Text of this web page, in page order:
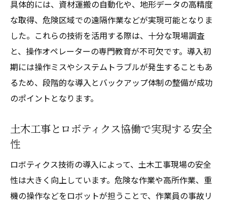
具体的には、資材運搬の自動化や、地形データの高精度
な取得、危険区域での遠隔作業などが実現可能となりま
した。これらの技術を活用する際は、十分な現場調査
と、操作オペレーターの専門教育が不可欠です。導入初
期には操作ミスやシステムトラブルが発生することもあ
るため、段階的な導入とバックアップ体制の整備が成功
のポイントとなります。
土木工事とロボティクス協働で実現する安全
性
ロボティクス技術の導入によって、土木工事現場の安全
性は大きく向上しています。危険な作業や高所作業、重
機の操作などをロボットが担うことで、作業員の事故リ